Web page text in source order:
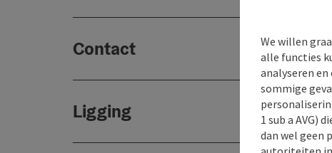
Contact
Ligging
We willen
alle functies
analyseren
sommige
1 sub a AVG)
dan wel geen